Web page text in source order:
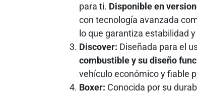
para ti. Disponible en
con tecnología avanzada
lo que garantiza estabilidad
Discover: Diseñada para el
combustible y su diseño
vehículo económico y fiable
Boxer: Conocida por su